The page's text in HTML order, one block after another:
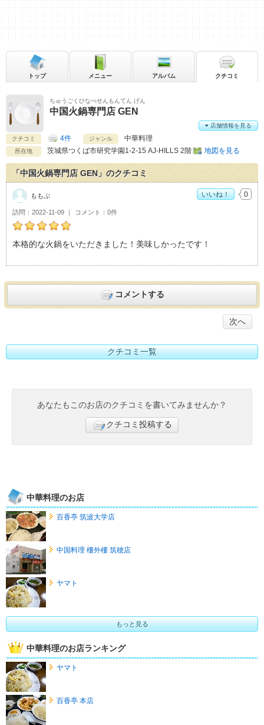
ちゅうごくひなべせんもんてん げん
中国火鍋専門店 GEN
クチコミ 4件 ジャンル 中華料理
所在地 茨城県つくば市研究学園1-2-15 AJ-HILLS 2階 地図を見る
店舗情報を見る
トップ メニュー アルバム クチコミ
「中国火鍋専門店 GEN」のクチコミ
ももぷの中国火鍋専門店 GENおすすめ度：
本格的な火鍋をいただきました！美味しかったです！
訪問 2022-11-09 コメント 0件
ももぷ いいね！ 0
コメントする
次へ
クチコミ一覧
あなたもこのお店のクチコミを書いてみませんか？
クチコミ投稿する
中華料理のお店
百香亭 筑波大学店
中国料理 樓外樓 筑穂店
ヤマト
もっと見る
中華料理のお店ランキング
ヤマト
百香亭 本店